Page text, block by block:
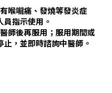
喉嚨痛、發燒等發炎症
指示使用。
師後再服用；服用期間或
，並即時諮詢中醫師。